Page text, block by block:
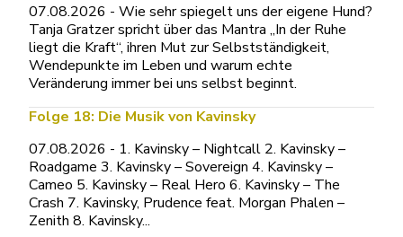
07.08.2026 - Wie sehr spiegelt uns der eigene Hund?
Tanja Gratzer spricht über das Mantra „In der Ruhe
liegt die Kraft“, ihren Mut zur Selbstständigkeit,
Wendepunkte im Leben und warum echte
Veränderung immer bei uns selbst beginnt.
Folge 18: Die Musik von Kavinsky
07.08.2026 - 1. Kavinsky – Nightcall 2. Kavinsky –
Roadgame 3. Kavinsky – Sovereign 4. Kavinsky –
Cameo 5. Kavinsky – Real Hero 6. Kavinsky – The
Crash 7. Kavinsky, Prudence feat. Morgan Phalen –
Zenith 8. Kavinsky...